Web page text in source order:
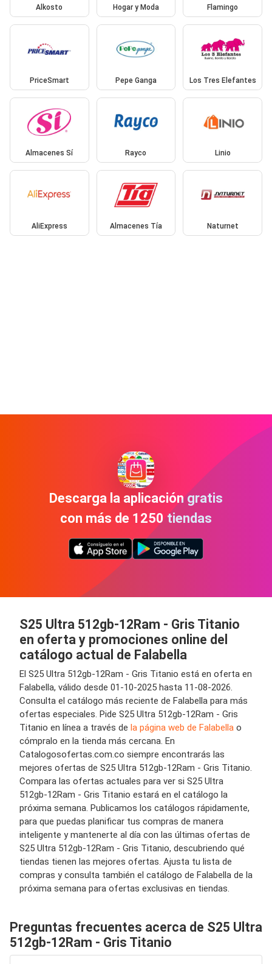
Alkosto Hogar y Moda Flamingo
PriceSmart Pepe Ganga Los Tres Elefantes
Almacenes Sí Rayco Linio
AliExpress Almacenes Tía Naturnet
Descarga la aplicación gratis
con más de 1250 tiendas
S25 Ultra 512gb-12Ram - Gris Titanio
en oferta y promociones online del
catálogo actual de Falabella
El S25 Ultra 512gb-12Ram - Gris Titanio está en oferta en
Falabella, válido desde 01-10-2025 hasta 11-08-2026.
Consulta el catálogo más reciente de Falabella para más
ofertas especiales. Pide S25 Ultra 512gb-12Ram - Gris
Titanio en línea a través de la página web de Falabella o
cómpralo en la tienda más cercana. En
Catalogosofertas.com.co siempre encontrarás las
mejores ofertas de S25 Ultra 512gb-12Ram - Gris Titanio.
Compara las ofertas actuales para ver si S25 Ultra
512gb-12Ram - Gris Titanio estará en el catálogo la
próxima semana. Publicamos los catálogos rápidamente,
para que puedas planificar tus compras de manera
inteligente y mantenerte al día con las últimas ofertas de
S25 Ultra 512gb-12Ram - Gris Titanio, descubriendo qué
tiendas tienen las mejores ofertas. Ajusta tu lista de
compras y consulta también el catálogo de Falabella de la
próxima semana para ofertas exclusivas en tiendas.
Preguntas frecuentes acerca de S25 Ultra
512gb-12Ram - Gris Titanio